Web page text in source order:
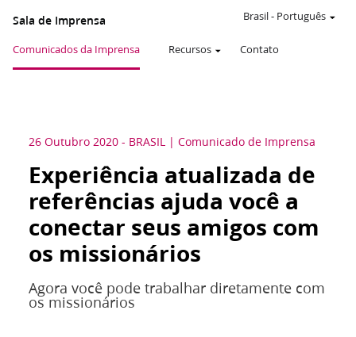
Sala de Imprensa
Comunicados da Imprensa Recursos Contato
Brasil- Português
26 Outubro 2020 - BRASIL Comunicado de Imprensa
Experiência atualizada de
referências ajuda você a
conectar seus amigos com
os missionários
Agora você pode trabalhar diretamente com
os missionários